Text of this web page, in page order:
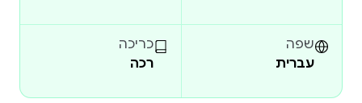
באפשרותכם גם להאזין לגרסת-השמע של הספר (למעט
פרק 30).שפה
עברית
כריכה
רכה